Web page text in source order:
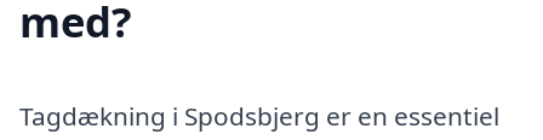
med?
Tagdækning i Spodsbjerg er en essentiel